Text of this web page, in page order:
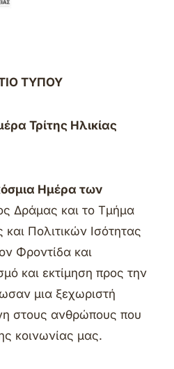
ΤΥΠΟΥ
Τρίτης Ηλικίας
Ημέρα των
Δράμας και το Τμήμα
και Πολιτικών Ισότητας
Φροντίδα και
και εκτίμηση προς την
μια ξεχωριστή
στους ανθρώπους που
κοινωνίας μας.